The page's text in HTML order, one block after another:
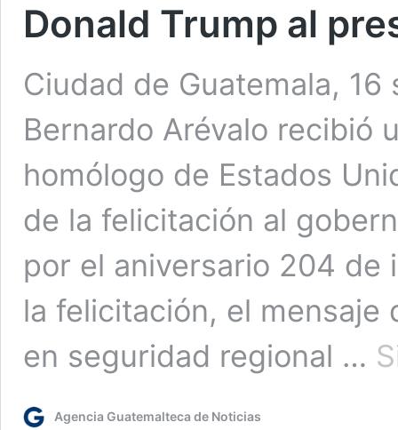
Donald Trump al
Ciudad de Guatemala,
Bernardo Arévalo recibió
homólogo de Estados
de la felicitación al
por el aniversario 204 de
la felicitación, el mensaje
en seguridad regional …
Agencia Guatemalteca de Noticias